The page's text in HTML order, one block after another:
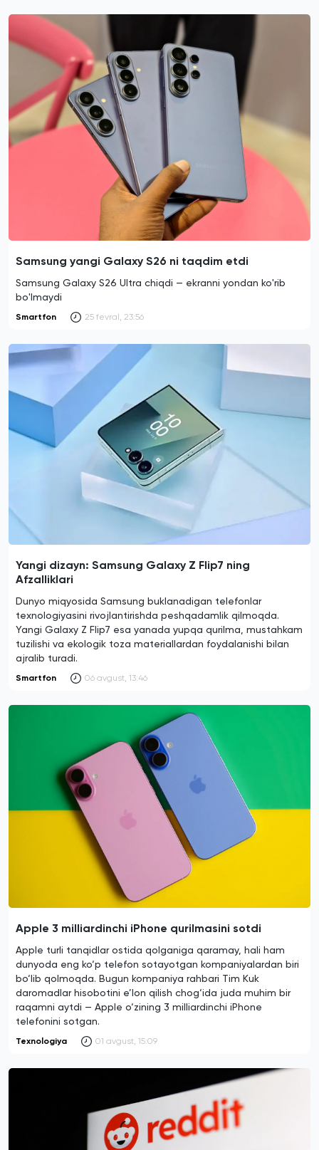
Samsung yangi Galaxy S26 ni taqdim etdi
Samsung Galaxy S26 Ultra chiqdi — ekranni yondan ko'rib
bo'lmaydi
Smartfon 25 fevral, 23:56
Yangi dizayn: Samsung Galaxy Z Flip7 ning
Afzalliklari
Dunyo miqyosida Samsung buklanadigan telefonlar
texnologiyasini rivojlantirishda peshqadamlik qilmoqda.
Yangi Galaxy Z Flip7 esa yanada yupqa qurilma, mustahkam
tuzilishi va ekologik toza materiallardan foydalanishi bilan
ajralib turadi.
Smartfon 06 avgust, 13:46
Apple 3 milliardinchi iPhone qurilmasini sotdi
Apple turli tanqidlar ostida qolganiga qaramay, hali ham
dunyoda eng ko‘p telefon sotayotgan kompaniyalardan biri
bo‘lib qolmoqda. Bugun kompaniya rahbari Tim Kuk
daromadlar hisobotini e’lon qilish chog‘ida juda muhim bir
raqamni aytdi — Apple o‘zining 3 milliardinchi iPhone
telefonini sotgan.
Texnologiya 01 avgust, 15:09